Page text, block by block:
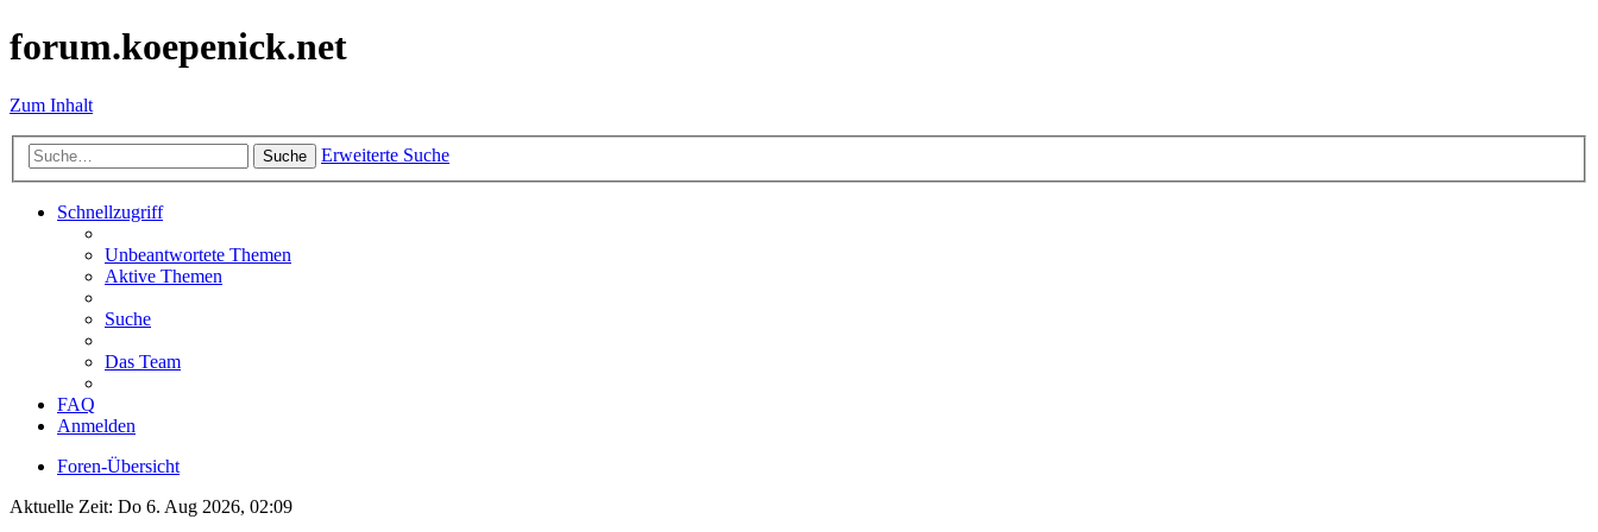
forum.koepenick.net
Zum Inhalt
Suche Erweiterte Suche
Schnellzugriff
Unbeantwortete Themen
Aktive Themen
Suche
Das Team
FAQ
Anmelden
Foren-Übersicht
Aktuelle Zeit: Do 6. Aug 2026, 02:09